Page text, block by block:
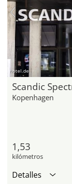
hotel.de
Scandic
Kopenhagen
1,53
kilómetros
Detalles